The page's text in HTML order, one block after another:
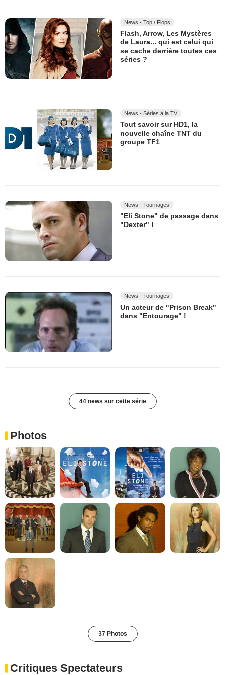
News - Top / Flops
Flash, Arrow, Les Mystères
de Laura... qui est celui qui
se cache derrière toutes ces
séries ?
News - Séries à la TV
Tout savoir sur HD1, la
nouvelle chaîne TNT du
groupe TF1
News - Tournages
"Eli Stone" de passage dans
"Dexter" !
News - Tournages
Un acteur de "Prison Break"
dans "Entourage" !
44 news sur cette série
Photos
37 Photos
Critiques Spectateurs